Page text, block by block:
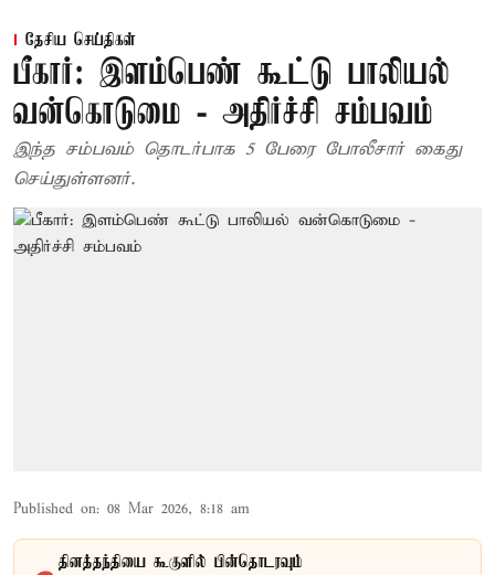
தேசிய செய்திகள்
பீகார்: இளம்பெண் கூட்டு பாலியல்
வன்கொடுமை - அதிர்ச்சி சம்பவம்
இந்த சம்பவம் தொடர்பாக 5 பேரை போலீசார் கைது
செய்துள்ளனர்.
Published on: 08 Mar 2026, 8:18 am
தினத்தந்தியை கூகுளில் பின்தொடரவும்